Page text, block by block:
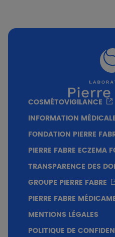
Sans
Sans
COSMÉTOVIGILANCE
INFORMATION
FONDATION PIERRE
PIERRE FABRE ECZEMA
TRANSPARENCE DES
GROUPE PIERRE FABRE
PIERRE FABRE
MENTIONS LÉGALES
POLITIQUE DE